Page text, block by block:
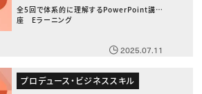
全5回で体系的に理解するPowerPoint講
座 Eラーニング
2025.07.11
プロデュース・ビジネススキル